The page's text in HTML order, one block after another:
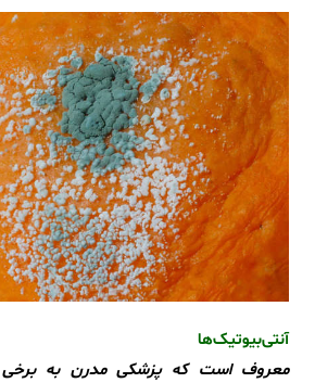
آنتی‌بیوتیک‌ها
معروف است که پزشکی مدرن به